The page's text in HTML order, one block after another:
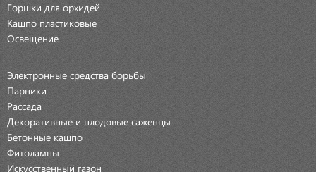
Горшки для орхидей
Кашпо пластиковые
Освещение
Электронные средства борьбы
Парники
Рассада
Декоративные и плодовые саженцы
Бетонные кашпо
Фитолампы
Искусственный газон